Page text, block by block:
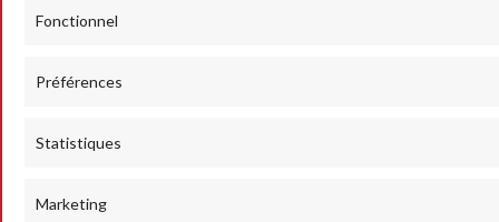
Fonctionnel
Préférences
Statistiques
Marketing